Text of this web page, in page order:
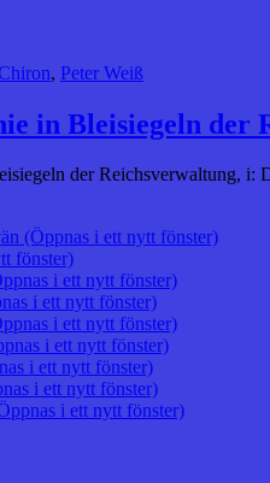
Chiron, Peter Weiß
in Bleisiegeln der
der Reichsverwaltung, i:
(Öppnas i ett nytt fönster)
fönster)
i ett nytt fönster)
i ett nytt fönster)
i ett nytt fönster)
i ett nytt fönster)
i ett nytt fönster)
i ett nytt fönster)
i ett nytt fönster)